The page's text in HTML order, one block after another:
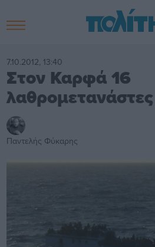
7.10.2012, 13:40
Στον Καρφά 16
λαθρομετανάστες
Παντελής Φύκαρης